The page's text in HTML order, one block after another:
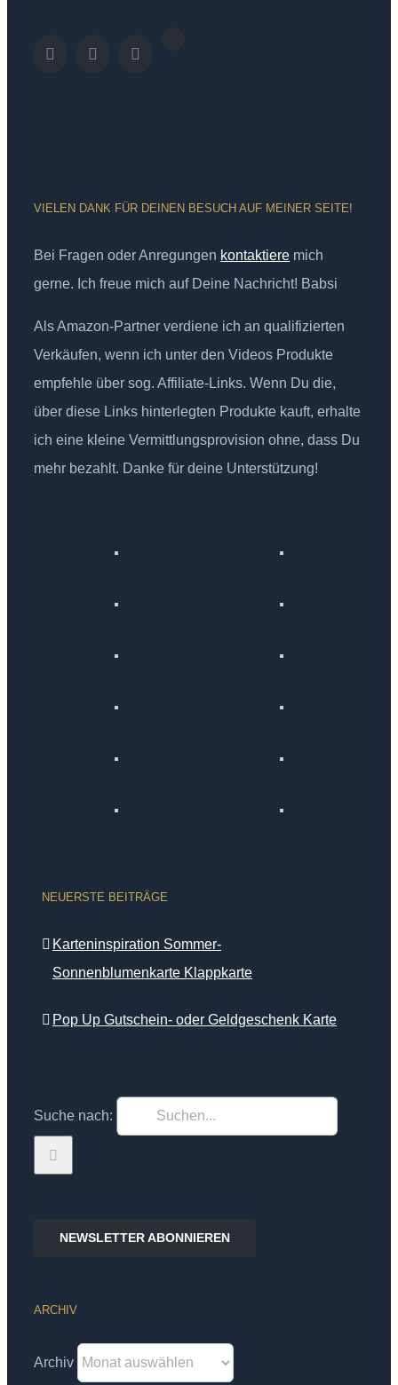
VIELEN DANK FÜR DEINEN BESUCH AUF MEINER SEITE!
Bei Fragen oder Anregungen kontaktiere mich
gerne. Ich freue mich auf Deine Nachricht! Babsi
Als Amazon-Partner verdiene ich an qualifizierten
Verkäufen, wenn ich unter den Videos Produkte
empfehle über sog. Affiliate-Links. Wenn Du die,
über diese Links hinterlegten Produkte kauft, erhalte
ich eine kleine Vermittlungsprovision ohne, dass Du
mehr bezahlt. Danke für deine Unterstützung!
NEUERSTE BEITRÄGE
Karteninspiration Sommer-
Sonnenblumenkarte Klappkarte
Pop Up Gutschein- oder Geldgeschenk Karte
Suche nach:
NEWSLETTER ABONNIEREN
ARCHIV
Archiv